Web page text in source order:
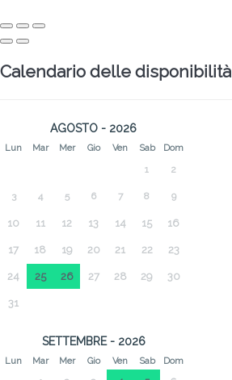
Calendario delle disponibilità
AGOSTO - 2026
Lun Mar Mer Gio Ven Sab Dom
1 2
3 4 5 6 7 8 9
10 11 12 13 14 15 16
17 18 19 20 21 22 23
24 25 26 27 28 29 30
31
SETTEMBRE - 2026
Lun Mar Mer Gio Ven Sab Dom